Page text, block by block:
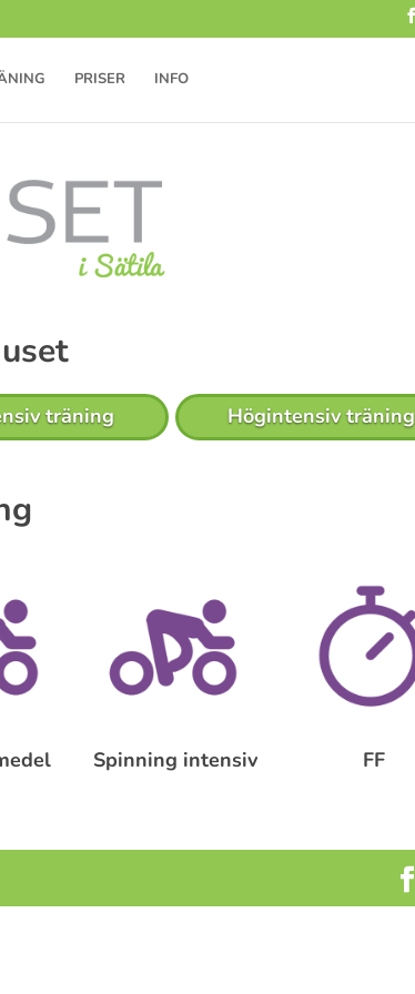
PRISER INFO
träning Högintensiv träning
Spinning intensiv FF